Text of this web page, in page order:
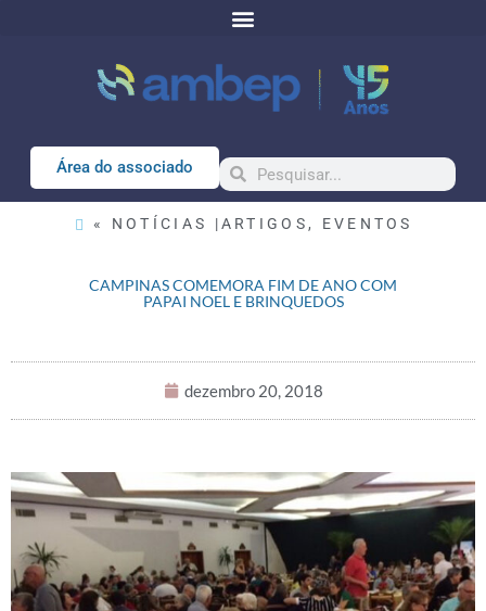
Área do associado
« NOTÍCIAS |ARTIGOS , EVENTOS
CAMPINAS COMEMORA FIM DE ANO COM
PAPAI NOEL E BRINQUEDOS
dezembro 20, 2018